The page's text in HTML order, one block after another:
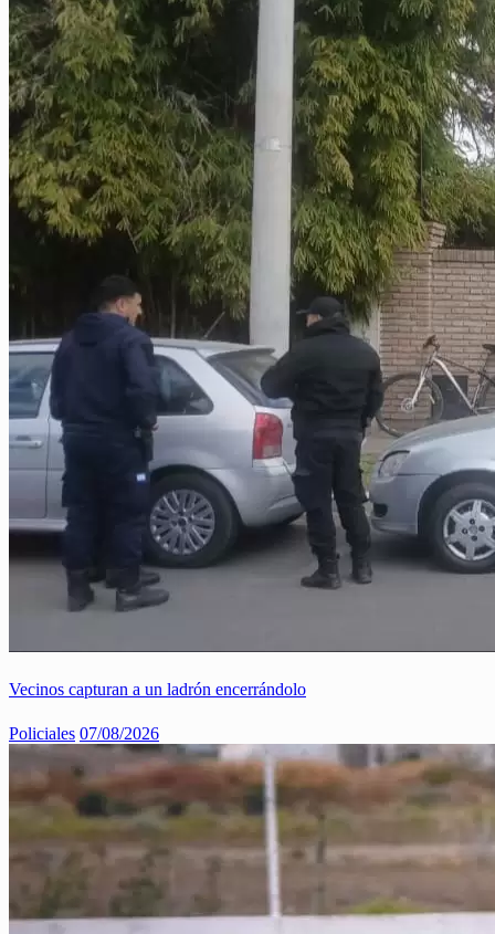
Vecinos capturan a un ladrón encerrándolo
Policiales 07/08/2026